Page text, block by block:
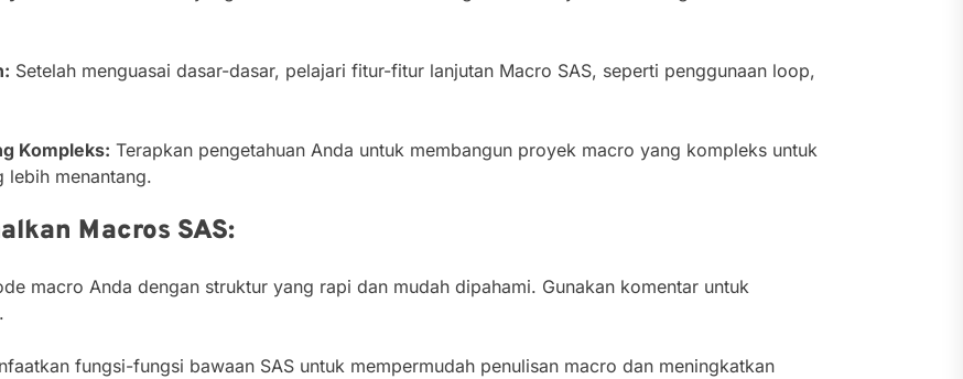
Setelah menguasai dasar-dasar, pelajari fitur-fitur lanjutan Macro SAS, seperti penggunaan loop,
Kompleks: Terapkan pengetahuan Anda untuk membangun proyek macro yang kompleks untuk
lebih menantang.
Macros SAS:
macro Anda dengan struktur yang rapi dan mudah dipahami. Gunakan komentar untuk
fungsi-fungsi bawaan SAS untuk mempermudah penulisan macro dan meningkatkan